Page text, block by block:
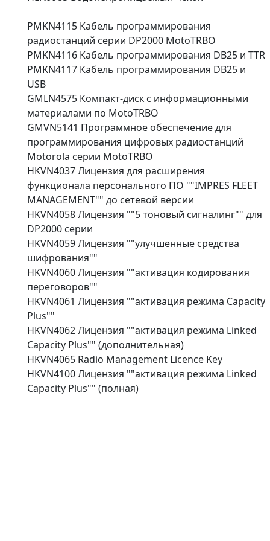
PMKN4115 Кабель программирования
радиостанций серии DP2000 MotoTRBO
PMKN4116 Кабель программирования DB25 и TTR
PMKN4117 Кабель программирования DB25 и
USB
GMLN4575 Компакт-диск с информационными
материалами по MotoTRBO
GMVN5141 Программное обеспечение для
программирования цифровых радиостанций
Motorola серии MotoTRBO
HKVN4037 Лицензия для расширения
функционала персонального ПО ""IMPRES FLEET
MANAGEMENT"" до сетевой версии
HKVN4058 Лицензия ""5 тоновый сигналинг"" для
DP2000 серии
HKVN4059 Лицензия ""улучшенные средства
шифрования""
HKVN4060 Лицензия ""активация кодирования
переговоров""
HKVN4061 Лицензия ""активация режима Capacity
Plus""
HKVN4062 Лицензия ""активация режима Linked
Capacity Plus"" (дополнительная)
HKVN4065 Radio Management Licence Key
HKVN4100 Лицензия ""активация режима Linked
Capacity Plus"" (полная)